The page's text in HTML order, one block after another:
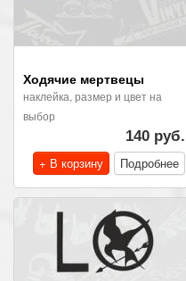
Ходячие мертвецы
наклейка, размер и цвет на
выбор
140 руб.
+ В корзину
Подробнее